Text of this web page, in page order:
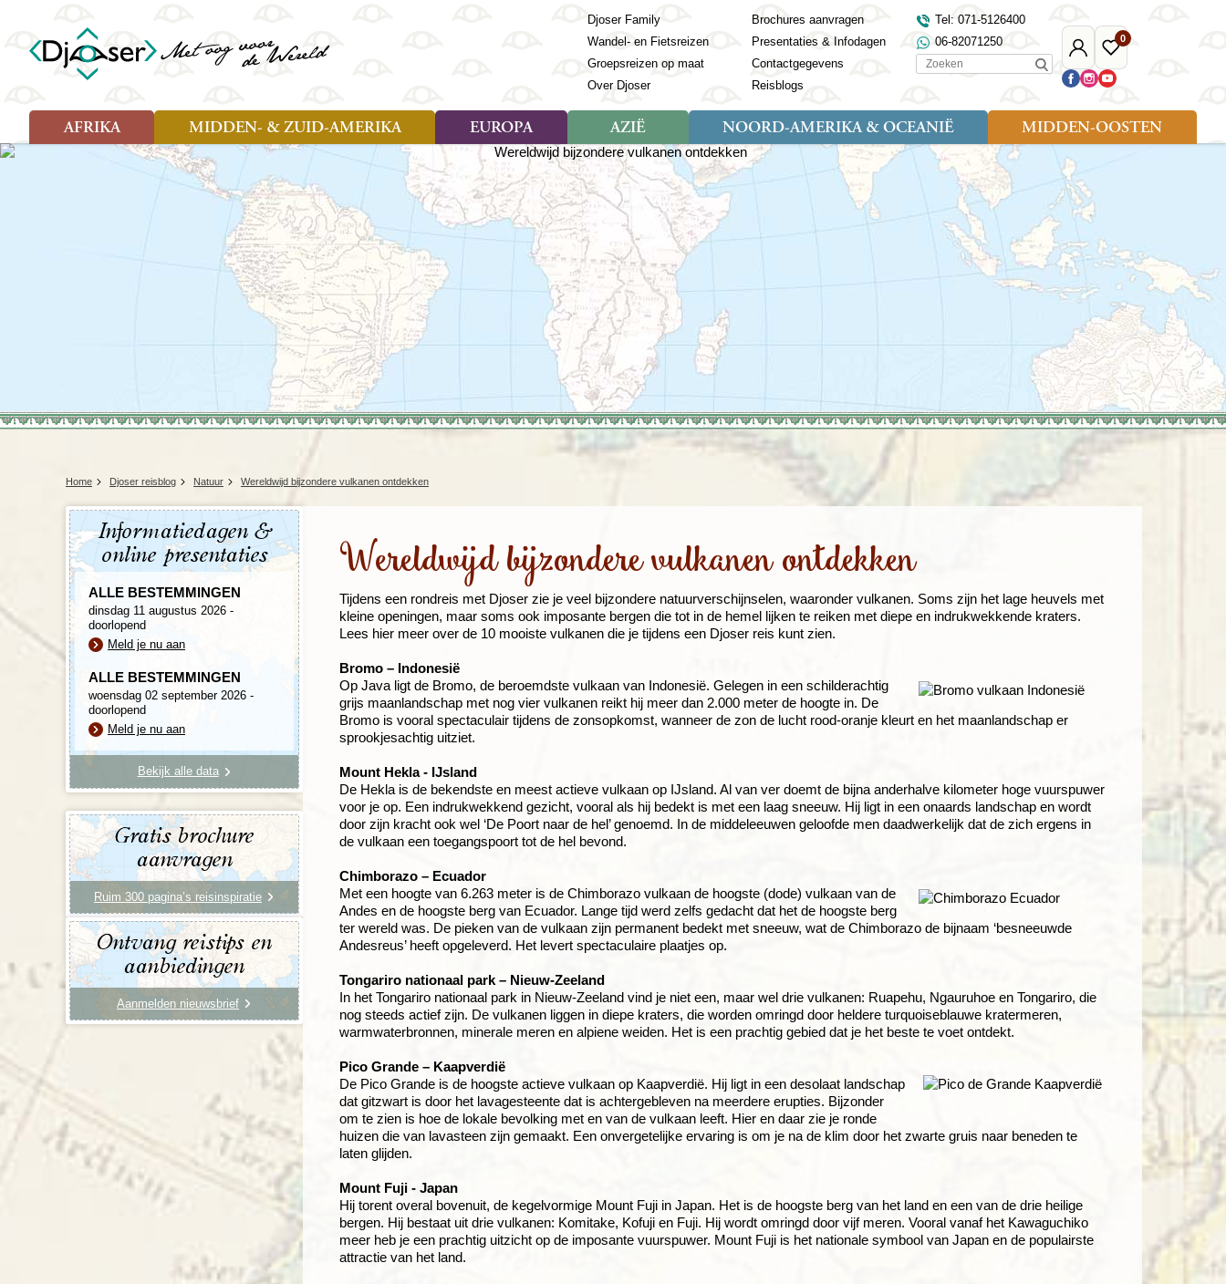
Mijn
Djoser
0
Favoriete
reizen
Djoser Family
Wandel- en Fietsreizen
Groepsreizen op maat
Over Djoser
Brochures aanvragen
Presentaties & Infodagen
Contactgegevens
Reisblogs
Tel: 071-5126400
06-82071250
Zoeken
AFRIKA
Landen
Angola
Benin
Botswana
Egypte
Ghana
Kaapverdië
Kenia
Madagaskar
Mozambique
Namibië
Sao Tomé en Principe
Swaziland
Tanzania
Togo
Zambia
Zanzibar
Zimbabwe
MIDDEN- & ZUID-AMERIKA
Soort reizen
Rondreis (25)
Familiereis (11)
Cultuur (9)
Natuur (13)
Belize
Bolivia
Brazilië
Chili
Colombia
Costa Rica
Cuba
Ecuador
El Salvador
(Frans) Guyana
Galapagos
Guatemala
Honduras
Mexico
Nicaragua
Paaseiland
Paraguay
Suriname
EUROPA
Soort reizen
Rondreis (28)
Familiereis (11)
Fietsreis (8)
Wandelreis (23)
Landen
Albanië
Andorra
Armenië
Azerbeidzjan
Azoren
Balkan
Baltische Staten
Bosnië en Herzegovina
Bulgarije
Engeland
Estland
Finland
Frankrijk
Griekenland
Montenegro
Noord-Macedonië
Noorwegen
Polen
Portugal
Roemenië
Sardinië
Verenigd Koninkrijk
AZIË
Soort reizen
Rondreis (57)
Familiereis (22)
Fietsreis (3)
Cultuur (28)
Natuur (16)
Nieuwe reizen
Rondreis China & Tibet, 42
dagen
Rondreis Sulawesi &
Molukken, 22 dagen
Landen
Bangladesh
Laos
Malediven
Maleisië
Mongolië
Nepal
Oezbekistan
Singapore
Zuid-Korea
NOORD-AMERIKA & OCEANIË
Soort reizen
Rondreis (7)
Familiereis (2)
Natuur (5)
Landen
Nieuw-Zeeland
Verenigde Staten
MIDDEN-OOSTEN
Soort reizen
Familiereis (9)
Fietsreis (1)
Landen
Egypte
Jordanië
Marokko
Oman
Saoedi-Arabië
Tunesië
Turkije
Home Djoser reisblog Natuur Wereldwijd bijzondere vulkanen ontdekken
Wereldwijd bijzondere vulkanen ontdekken
Tijdens een rondreis met Djoser zie je veel bijzondere natuurverschijnselen, waaronder vulkanen. Soms zijn het lage heuvels met
kleine openingen, maar soms ook imposante bergen die tot in de hemel lijken te reiken met diepe en indrukwekkende kraters.
Lees hier meer over de 10 mooiste vulkanen die je tijdens een Djoser reis kunt zien.
Bromo – Indonesië
Op Java ligt de Bromo, de beroemdste vulkaan van Indonesië. Gelegen in een schilderachtig
grijs maanlandschap met nog vier vulkanen reikt hij meer dan 2.000 meter de hoogte in. De
Bromo is vooral spectaculair tijdens de zonsopkomst, wanneer de zon de lucht rood-oranje kleurt en het maanlandschap er
sprookjesachtig uitziet.
Mount Hekla - IJsland
De Hekla is de bekendste en meest actieve vulkaan op IJsland. Al van ver doemt de bijna anderhalve kilometer hoge vuurspuwer
voor je op. Een indrukwekkend gezicht, vooral als hij bedekt is met een laag sneeuw. Hij ligt in een onaards landschap en wordt
door zijn kracht ook wel ‘De Poort naar de hel’ genoemd. In de middeleeuwen geloofde men daadwerkelijk dat de zich ergens in
de vulkaan een toegangspoort tot de hel bevond.
Chimborazo – Ecuador
Met een hoogte van 6.263 meter is de Chimborazo vulkaan de hoogste (dode) vulkaan van de
Andes en de hoogste berg van Ecuador. Lange tijd werd zelfs gedacht dat het de hoogste berg
ter wereld was. De pieken van de vulkaan zijn permanent bedekt met sneeuw, wat de Chimborazo de bijnaam ‘besneeuwde
Andesreus’ heeft opgeleverd. Het levert spectaculaire plaatjes op.
Tongariro nationaal park – Nieuw-Zeeland
In het Tongariro nationaal park in Nieuw-Zeeland vind je niet een, maar wel drie vulkanen: Ruapehu, Ngauruhoe en Tongariro, die
nog steeds actief zijn. De vulkanen liggen in diepe kraters, die worden omringd door heldere turquoiseblauwe kratermeren,
warmwaterbronnen, minerale meren en alpiene weiden. Het is een prachtig gebied dat je het beste te voet ontdekt.
Pico Grande – Kaapverdië
De Pico Grande is de hoogste actieve vulkaan op Kaapverdië. Hij ligt in een desolaat landschap
dat gitzwart is door het lavagesteente dat is achtergebleven na meerdere erupties. Bijzonder
om te zien is hoe de lokale bevolking met en van de vulkaan leeft. Hier en daar zie je ronde
huizen die van lavasteen zijn gemaakt. Een onvergetelijke ervaring is om je na de klim door het zwarte gruis naar beneden te
laten glijden.
Mount Fuji - Japan
Hij torent overal bovenuit, de kegelvormige Mount Fuji in Japan. Het is de hoogste berg van het land en een van de drie heilige
bergen. Hij bestaat uit drie vulkanen: Komitake, Kofuji en Fuji. Hij wordt omringd door vijf meren. Vooral vanaf het Kawaguchiko
meer heb je een prachtig uitzicht op de imposante vuurspuwer. Mount Fuji is het nationale symbool van Japan en de populairste
attractie van het land.
Informatiedagen &
online presentaties
ALLE BESTEMMINGEN
dinsdag 11 augustus 2026 -
doorlopend
Meld je nu aan
ALLE BESTEMMINGEN
woensdag 02 september 2026 -
doorlopend
Meld je nu aan
Bekijk alle data
Gratis brochure
aanvragen
Ruim 300 pagina’s reisinspiratie
Ontvang reistips en
aanbiedingen
Aanmelden nieuwsbrief